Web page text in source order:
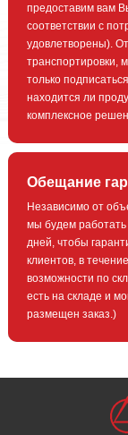
предоставим вам
соответствии с
удовлетворены).
транспортировки,
только
находится ли
комплексное
Обещание
Независимо от
мы будем
дней, чтобы
клиентов, в
возможности по
есть на складе и
размещен заказ.)